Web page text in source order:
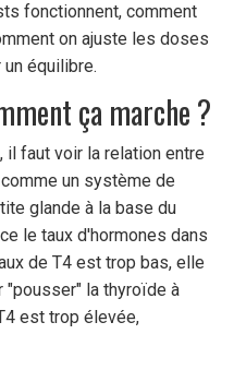
fonctionnent, comment
on ajuste les doses
équilibre.
ça marche ?
il faut voir la relation entre
un système de
glande à la base du
le taux d'hormones dans
de T4 est trop bas, elle
"pousser" la thyroïde à
est trop élevée,